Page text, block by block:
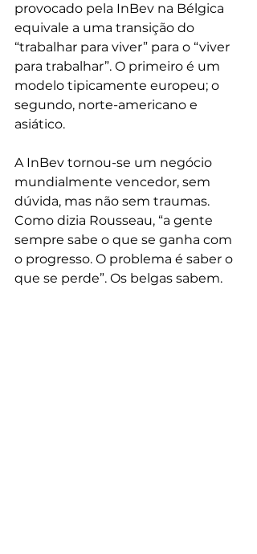
provocado pela InBev na Bélgica
equivale a uma transição do
“trabalhar para viver” para o “viver
para trabalhar”. O primeiro é um
modelo tipicamente europeu; o
segundo, norte-americano e
asiático.
A InBev tornou-se um negócio
mundialmente vencedor, sem
dúvida, mas não sem traumas.
Como dizia Rousseau, “a gente
sempre sabe o que se ganha com
o progresso. O problema é saber o
que se perde”. Os belgas sabem.